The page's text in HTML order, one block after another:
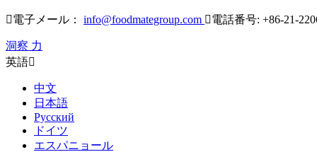
電子メール： info@foodmategroup.com 電話番号: +86-21-
洞察 力
英語
中文
日本語
Русский
ドイツ
エスパニョール